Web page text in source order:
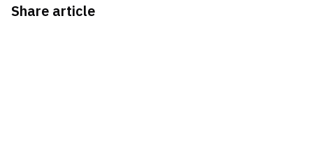
Share article